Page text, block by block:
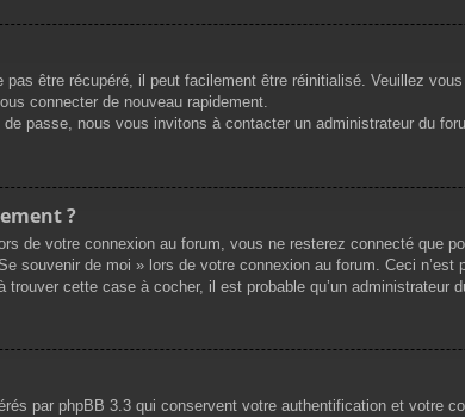
être récupéré, il peut facilement être réinitialisé. Veuillez
connecter de nouveau rapidement.
passe, nous vous invitons à contacter un administrateur du
?
de votre connexion au forum, vous ne resterez connecté que
souvenir de moi » lors de votre connexion au forum. Ceci
cette case à cocher, il est probable qu’un administrateur
par phpBB 3.3 qui conservent votre authentification et votre